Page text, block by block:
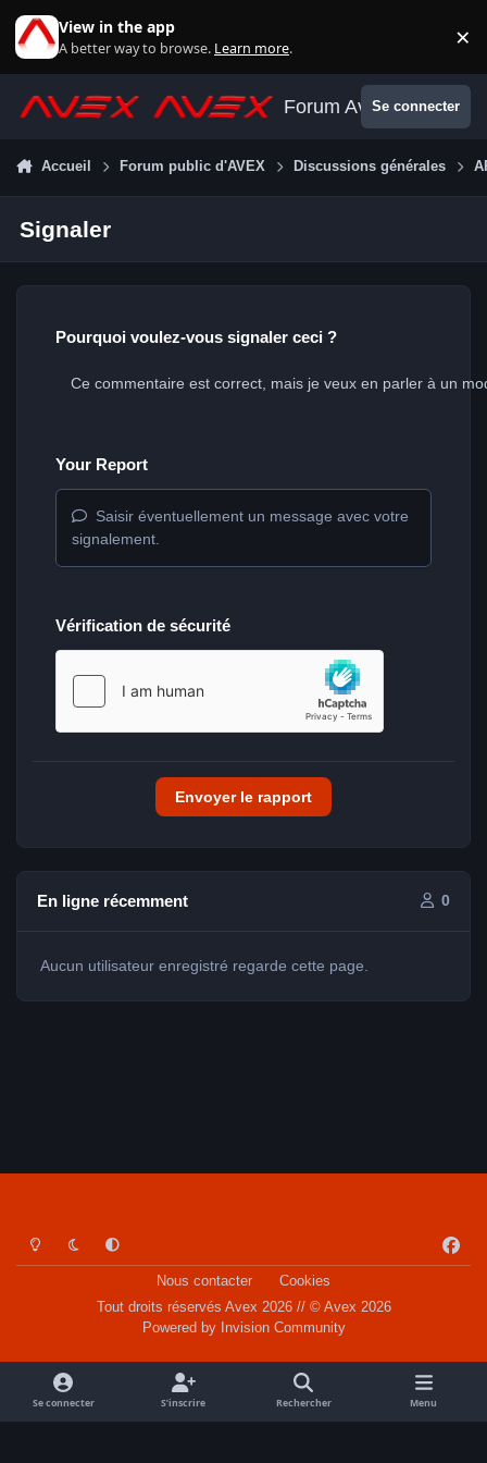
View in the app
A better way to browse. Learn more. ×
Forum AvexSe connecter
Accueil Forum public d'AVEX Discussions générales
Signaler
Pourquoi voulez-vous signaler ceci ?
Your Report
Saisir éventuellement un message avec votre
signalement.
Vérification de sécurité
Envoyer le rapport
En ligne récemment 0
Aucun utilisateur enregistré regarde cette page.
Light ModeDark ModeSystem Preference
a
o
k
Nous contacter
Cookies
Tout droits réservés Avex 2026 // © Avex 2026
Powered by Invision Community
Se connecter S’inscrire Rechercher Menu